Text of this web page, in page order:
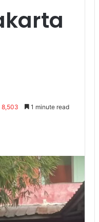
8,503 1 minute read